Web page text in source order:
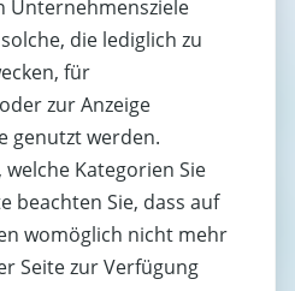
Unternehmensziele
die lediglich zu
für
zur Anzeige
genutzt werden.
Kategorien Sie
beachten Sie, dass auf
womöglich nicht mehr
Seite zur Verfügung